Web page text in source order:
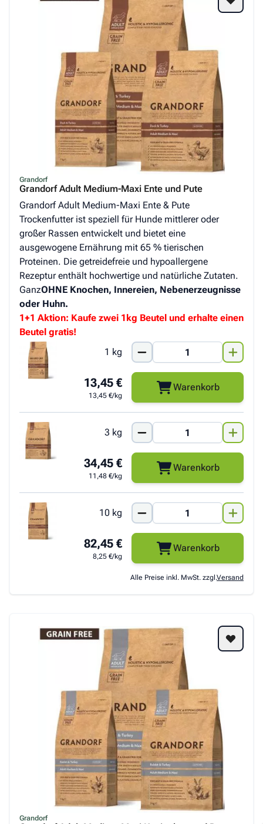
Grandorf
Grandorf Adult Medium-Maxi Ente und Pute
Grandorf Adult Medium-Maxi Ente & Pute
Trockenfutter ist speziell für Hunde mittlerer oder
großer Rassen entwickelt und bietet eine
ausgewogene Ernährung mit 65 % tierischen
Proteinen. Die getreidefreie und hypoallergene
Rezeptur enthält hochwertige und natürliche Zutaten.
GanzOHNE Knochen, Innereien, Nebenerzeugnisse
oder Huhn.
1+1 Aktion: Kaufe zwei 1kg Beutel und erhalte einen
Beutel gratis!
1 kg
13,45 €
13,45 €/kg
Warenkorb
3 kg
34,45 €
11,48 €/kg
Warenkorb
10 kg
82,45 €
8,25 €/kg
Warenkorb
Alle Preise inkl. MwSt. zzgl.Versand
Grandorf